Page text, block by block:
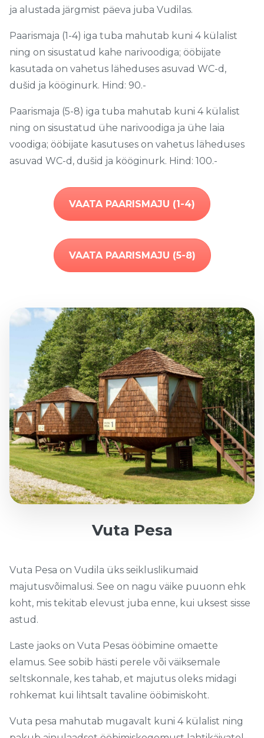
ja alustada järgmist päeva juba Vudilas.
Paarismaja (1-4) iga tuba mahutab kuni 4 külalist
ning on sisustatud kahe narivoodiga; ööbijate
kasutada on vahetus läheduses asuvad WC-d,
dušid ja kööginurk. Hind: 90.-
Paarismaja (5-8) iga tuba mahutab kuni 4 külalist
ning on sisustatud ühe narivoodiga ja ühe laia
voodiga; ööbijate kasutuses on vahetus läheduses
asuvad WC-d, dušid ja kööginurk. Hind: 100.-
VAATA PAARISMAJU (1-4)
VAATA PAARISMAJU (5-8)
Vuta Pesa
Vuta Pesa on Vudila üks seikluslikumaid
majutusvõimalusi. See on nagu väike puuonn ehk
koht, mis tekitab elevust juba enne, kui uksest sisse
astud.
Laste jaoks on Vuta Pesas ööbimine omaette
elamus. See sobib hästi perele või väiksemale
seltskonnale, kes tahab, et majutus oleks midagi
rohkemat kui lihtsalt tavaline ööbimiskoht.
Vuta pesa mahutab mugavalt kuni 4 külalist ning